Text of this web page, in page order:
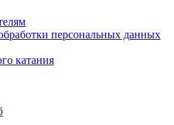
персональных данных
катания